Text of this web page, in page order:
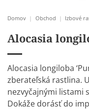
Domov | Obchod | Izbové
Alocasia
Alocasia longiloba
zberateľská rastlina.
nezvyčajnými listami
Dokáže dorásť do